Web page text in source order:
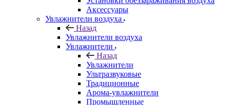
Аксессуары
Увлажнители воздуха
Назад
Увлажнители воздуха
Увлажнители
Назад
Увлажнители
Ультразвуковые
Традиционные
Арома-увлажнители
Промышленные